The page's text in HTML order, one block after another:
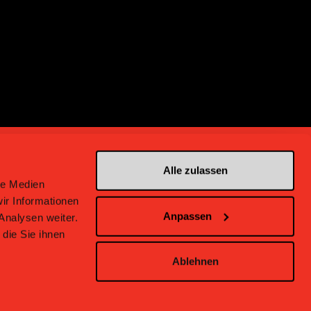
Medien
Informationen
weiter.
Sie ihnen
Alle zulassen
Anpassen
Ablehnen
bei Bern